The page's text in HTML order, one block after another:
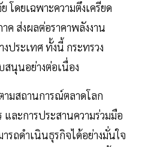
ดยเฉพาะความตึงเครียด
ค ส่งผลต่อราคาพลังงาน
ประเทศ ทั้งนี้ กระทรวง
นุนอย่างต่อเนื่อง
ามสถานการณ์ตลาดโลก
ละการประสานความร่วมมือ
รถดำเนินธุรกิจได้อย่างมั่นใจ